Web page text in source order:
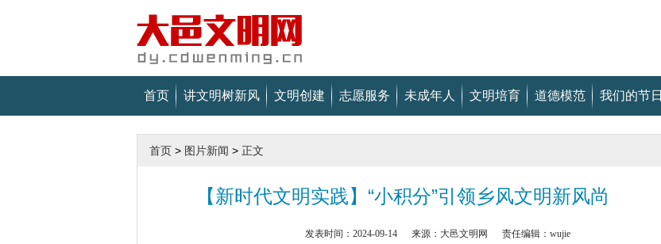
首页 讲文明树新风 文明创建 志愿服务 未成年人 文明培育 道德模范 我们的节日
首页 > 图片新闻 > 正文
【新时代文明实践】“小积分”引领乡风文明新风尚
发表时间：2024-09-14 来源：大邑文明网 责任编辑：wujie